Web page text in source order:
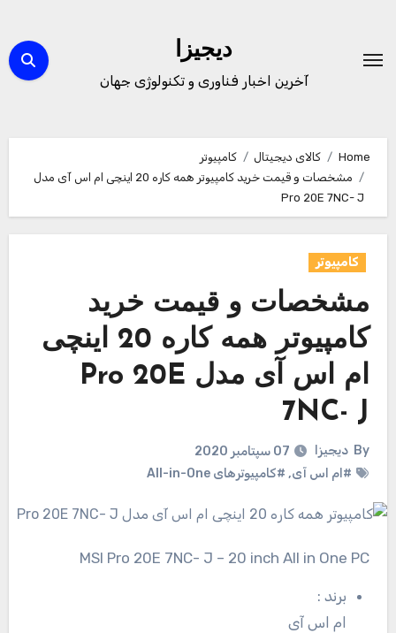
content
دیجیزا
آخرین اخبار فناوری و تکنولوژی جهان
Home کالای دیجیتال
کامپیوتر
مشخصات و قیمت خرید کامپیوتر همه کاره 20 اینچی ام اس آی مدل
Pro 20E 7NC- J
کامپیوتر
مشخصات و قیمت خرید
کامپیوتر همه کاره 20 اینچی
ام اس آی مدل Pro 20E
7NC- J
By دیجیزا
07 سپتامبر 2020
#ام اس آی, #کامپیوترهای All-in-One
MSI Pro 20E 7NC- J – 20 inch All in One PC
برند:
ام اس آی